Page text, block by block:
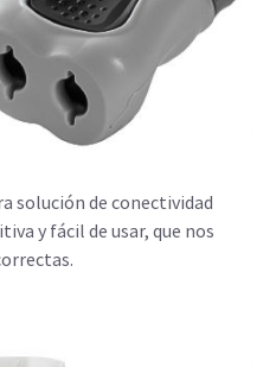
solución de conectividad
y fácil de usar, que nos